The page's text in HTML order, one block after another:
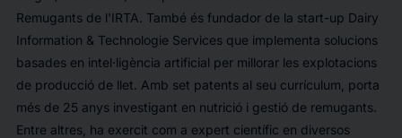
Remugants de l'IRTA. També és fundador de la start-up Dairy
Information & Technologie Services que implementa solucions
basades en intel·ligència artificial per millorar les explotacions
de producció de llet. Amb set patents al seu currículum, porta
més de 25 anys investigant en nutrició i gestió de remugants.
Entre altres, ha exercit com a expert científic en diversos